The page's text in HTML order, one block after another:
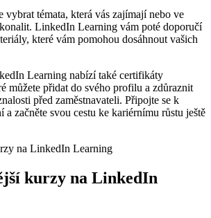
vybrat témata, která vás zajímají nebo ve
LinkedIn Learning vám poté doporučí
které vám pomohou dosáhnout vašich
Learning nabízí také certifikáty
můžete přidat do svého profilu a zdůraznit
před zaměstnavateli. Připojte se k
začněte svou cestu ke kariérnímu růstu ještě
kurzy na LinkedIn